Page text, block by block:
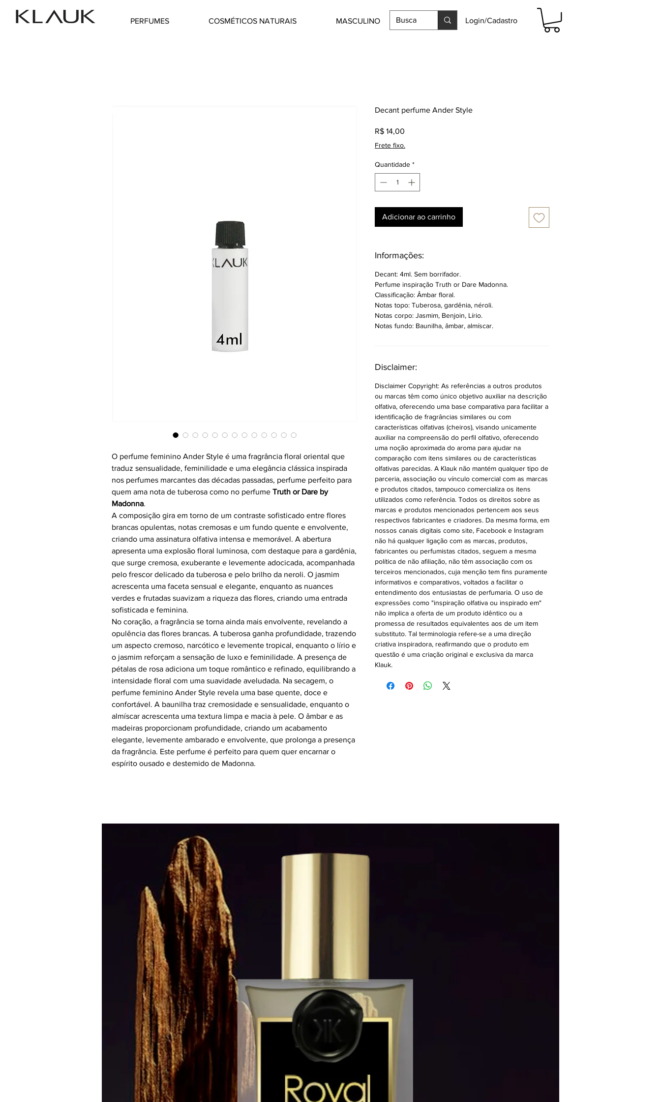
PERFUMES COSMÉTICOS NATURAIS MASCULINO Login/Cadastro
O perfume feminino Ander Style é uma fragrância floral oriental que
traduz sensualidade, feminilidade e uma elegância clássica inspirada
nos perfumes marcantes das décadas passadas, perfume perfeito para
quem ama nota de tuberosa como no perfume Truth or Dare by
Madonna.
A composição gira em torno de um contraste sofisticado entre flores
brancas opulentas, notas cremosas e um fundo quente e envolvente,
criando uma assinatura olfativa intensa e memorável. A abertura
apresenta uma explosão floral luminosa, com destaque para a gardênia,
que surge cremosa, exuberante e levemente adocicada, acompanhada
pelo frescor delicado da tuberosa e pelo brilho da neroli. O jasmim
acrescenta uma faceta sensual e elegante, enquanto as nuances
verdes e frutadas suavizam a riqueza das flores, criando uma entrada
sofisticada e feminina.
No coração, a fragrância se torna ainda mais envolvente, revelando a
opulência das flores brancas. A tuberosa ganha profundidade, trazendo
um aspecto cremoso, narcótico e levemente tropical, enquanto o lírio e
o jasmim reforçam a sensação de luxo e feminilidade. A presença de
pétalas de rosa adiciona um toque romântico e refinado, equilibrando a
intensidade floral com uma suavidade aveludada. Na secagem, o
perfume feminino Ander Style revela uma base quente, doce e
confortável. A baunilha traz cremosidade e sensualidade, enquanto o
almíscar acrescenta uma textura limpa e macia à pele. O âmbar e as
madeiras proporcionam profundidade, criando um acabamento
elegante, levemente ambarado e envolvente, que prolonga a presença
da fragrância. Este perfume é perfeito para quem quer encarnar o
espírito ousado e destemido de Madonna.
Decant perfume Ander Style
R$ 14,00
Frete fixo.
Quantidade *
Adicionar ao carrinho
Informações:
Decant: 4ml. Sem borrifador.
Perfume inspiração Truth or Dare Madonna.
Classificação: Âmbar floral.
Notas topo: Tuberosa, gardênia, néroli.
Notas corpo: Jasmim, Benjoin, Lírio.
Notas fundo: Baunilha, âmbar, almíscar.
Disclaimer:
Disclaimer Copyright: As referências a outros produtos
ou marcas têm como único objetivo auxiliar na descrição
olfativa, oferecendo uma base comparativa para facilitar a
identificação de fragrâncias similares ou com
características olfativas (cheiros), visando unicamente
auxiliar na compreensão do perfil olfativo, oferecendo
uma noção aproximada do aroma para ajudar na
comparação com itens similares ou de características
olfativas parecidas. A Klauk não mantém qualquer tipo de
parceria, associação ou vínculo comercial com as marcas
e produtos citados, tampouco comercializa os itens
utilizados como referência. Todos os direitos sobre as
marcas e produtos mencionados pertencem aos seus
respectivos fabricantes e criadores. Da mesma forma, em
nossos canais digitais como site, Facebook e Instagram
não há qualquer ligação com as marcas, produtos,
fabricantes ou perfumistas citados, seguem a mesma
política de não afiliação, não têm associação com os
terceiros mencionados, cuja menção tem fins puramente
informativos e comparativos, voltados a facilitar o
entendimento dos entusiastas de perfumaria. O uso de
expressões como "inspiração olfativa ou inspirado em"
não implica a oferta de um produto idêntico ou a
promessa de resultados equivalentes aos de um item
substituto. Tal terminologia refere-se a uma direção
criativa inspiradora, reafirmando que o produto em
questão é uma criação original e exclusiva da marca
Klauk.